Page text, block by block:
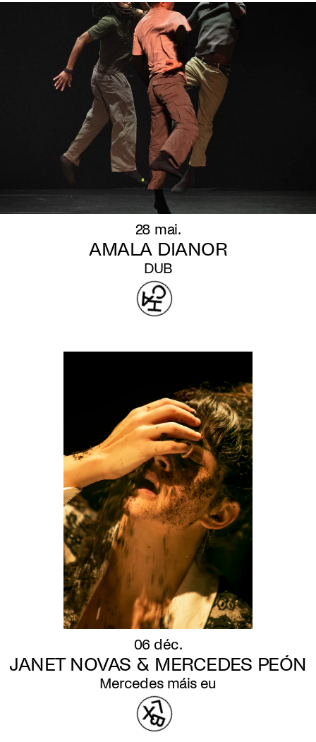
28 mai.
AMALA DIANOR
DUB
06 déc.
JANET NOVAS & MERCEDES PEÓN
Mercedes máis eu